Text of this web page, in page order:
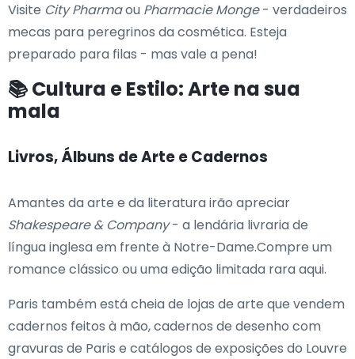
Visite City Pharmaou Pharmacie Monge- verdadeiros
mecas para peregrinos da cosmética. Esteja
preparado para filas - mas vale a pena!
📚 Cultura e Estilo: Arte na sua
mala
Livros, Álbuns de Arte e Cadernos
Amantes da arte e da literatura irão apreciar
Shakespeare & Company- a lendária livraria de
língua inglesa em frente à Notre-Dame.Compre um
romance clássico ou uma edição limitada rara aqui.
Paris também está cheia de lojas de arte que vendem
cadernos feitos à mão, cadernos de desenho com
gravuras de Paris e catálogos de exposições do Louvre